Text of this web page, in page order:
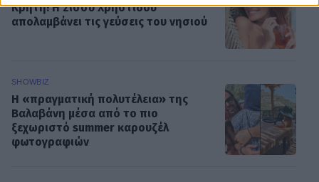
Κρήτη! Η Σίσσυ Χρηστίδου
απολαμβάνει τις γεύσεις του νησιού
SHOWBIZ
Η «πραγματική πολυτέλεια» της
Βαλαβάνη μέσα από το πιο
ξεχωριστό summer καρουζέλ
φωτογραφιών